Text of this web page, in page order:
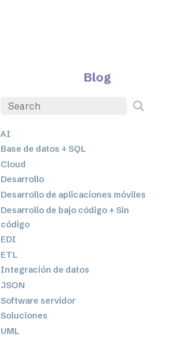
Blog
AI
Base de datos + SQL
Cloud
Desarrollo
Desarrollo de aplicaciones móviles
Desarrollo de bajo código + Sin
código
EDI
ETL
Integración de datos
JSON
Software servidor
Soluciones
UML